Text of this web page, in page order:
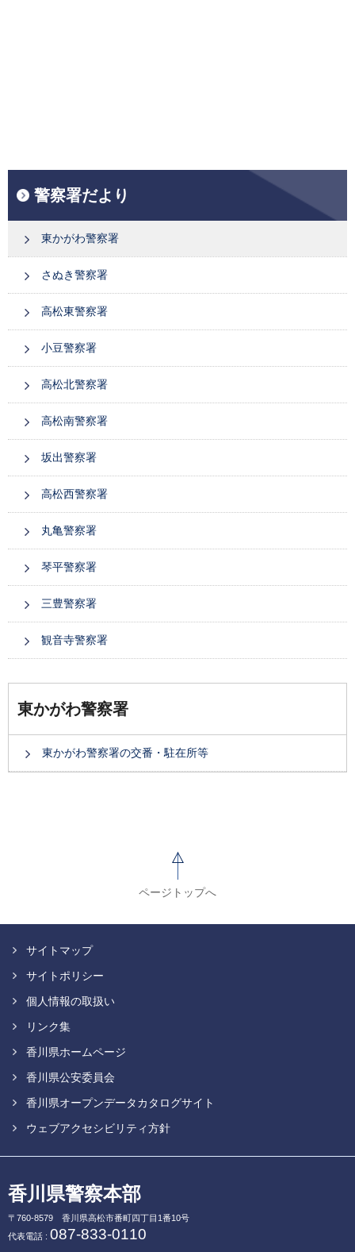
警察署だより
東かがわ警察署
さぬき警察署
高松東警察署
小豆警察署
高松北警察署
高松南警察署
坂出警察署
高松西警察署
丸亀警察署
琴平警察署
三豊警察署
観音寺警察署
東かがわ警察署
東かがわ警察署の交番・駐在所等
ページトップへ
サイトマップ
サイトポリシー
個人情報の取扱い
リンク集
香川県ホームページ
香川県公安委員会
香川県オープンデータカタログサイト
ウェブアクセシビリティ方針
香川県警察本部
〒760-8579
香川県高松市番町四丁目1番10号
代表電話 : 087-833-0110